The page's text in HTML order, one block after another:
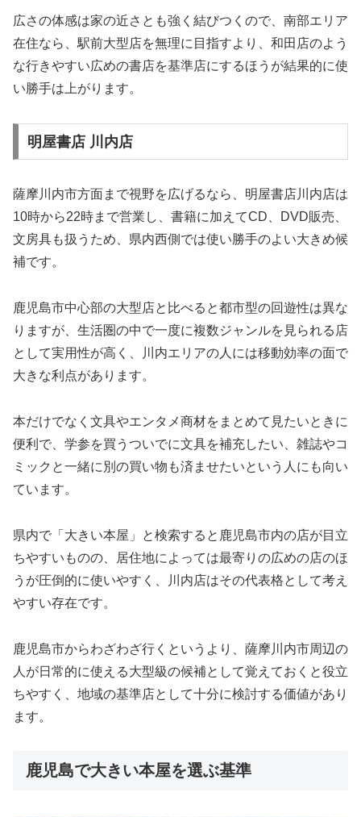
広さの体感は家の近さとも強く結びつくので、南部エリア
在住なら、駅前大型店を無理に目指すより、和田店のよう
な行きやすい広めの書店を基準店にするほうが結果的に使
い勝手は上がります。
明屋書店 川内店
薩摩川内市方面まで視野を広げるなら、明屋書店川内店は
10時から22時まで営業し、書籍に加えてCD、DVD販売、
文房具も扱うため、県内西側では使い勝手のよい大きめ候
補です。
鹿児島市中心部の大型店と比べると都市型の回遊性は異な
りますが、生活圏の中で一度に複数ジャンルを見られる店
として実用性が高く、川内エリアの人には移動効率の面で
大きな利点があります。
本だけでなく文具やエンタメ商材をまとめて見たいときに
便利で、学参を買うついでに文具を補充したい、雑誌やコ
ミックと一緒に別の買い物も済ませたいという人にも向い
ています。
県内で「大きい本屋」と検索すると鹿児島市内の店が目立
ちやすいものの、居住地によっては最寄りの広めの店のほ
うが圧倒的に使いやすく、川内店はその代表格として考え
やすい存在です。
鹿児島市からわざわざ行くというより、薩摩川内市周辺の
人が日常的に使える大型級の候補として覚えておくと役立
ちやすく、地域の基準店として十分に検討する価値があり
ます。
鹿児島で大きい本屋を選ぶ基準